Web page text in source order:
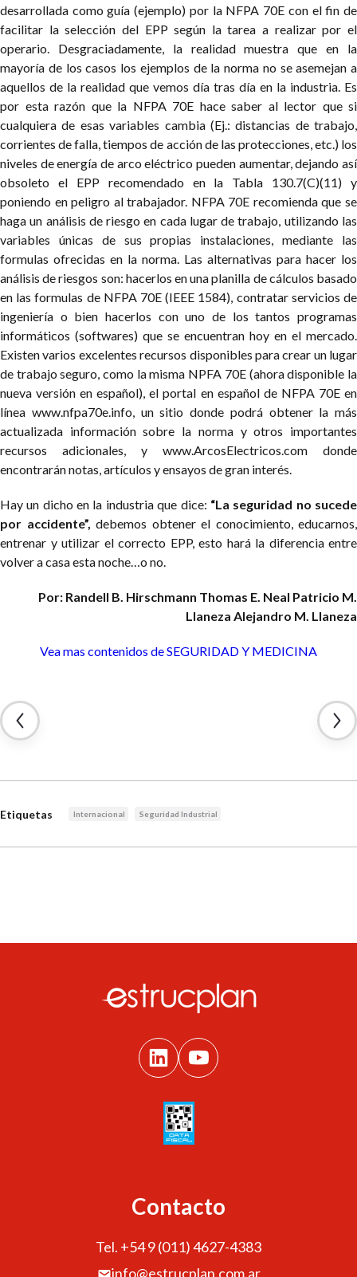
desarrollada como guía (ejemplo) por la NFPA 70E con el fin de
facilitar la selección del EPP según la tarea a realizar por el
operario. Desgraciadamente, la realidad muestra que en la
mayoría de los casos los ejemplos de la norma no se asemejan a
aquellos de la realidad que vemos día tras día en la industria. Es
por esta razón que la NFPA 70E hace saber al lector que si
cualquiera de esas variables cambia (Ej.: distancias de trabajo,
corrientes de falla, tiempos de acción de las protecciones, etc.) los
niveles de energía de arco eléctrico pueden aumentar, dejando así
obsoleto el EPP recomendado en la Tabla 130.7(C)(11) y
poniendo en peligro al trabajador. NFPA 70E recomienda que se
haga un análisis de riesgo en cada lugar de trabajo, utilizando las
variables únicas de sus propias instalaciones, mediante las
formulas ofrecidas en la norma. Las alternativas para hacer los
análisis de riesgos son: hacerlos en una planilla de cálculos basado
en las formulas de NFPA 70E (IEEE 1584), contratar servicios de
ingeniería o bien hacerlos con uno de los tantos programas
informáticos (softwares) que se encuentran hoy en el mercado.
Existen varios excelentes recursos disponibles para crear un lugar
de trabajo seguro, como la misma NPFA 70E (ahora disponible la
nueva versión en español), el portal en español de NFPA 70E en
línea www.nfpa70e.info, un sitio donde podrá obtener la más
actualizada información sobre la norma y otros importantes
recursos adicionales, y www.ArcosElectricos.com donde
encontrarán notas, artículos y ensayos de gran interés.
Hay un dicho en la industria que dice: “La seguridad no sucede
por accidente”, debemos obtener el conocimiento, educarnos,
entrenar y utilizar el correcto EPP, esto hará la diferencia entre
volver a casa esta noche…o no.
Por: Randell B. Hirschmann Thomas E. Neal Patricio M.
Llaneza Alejandro M. Llaneza
Vea mas contenidos deSEGURIDAD Y MEDICINA
Etiquetas Internacional Seguridad Industrial
Contacto
Tel. +54 9 (011) 4627-4383
info@estrucplan.com.ar